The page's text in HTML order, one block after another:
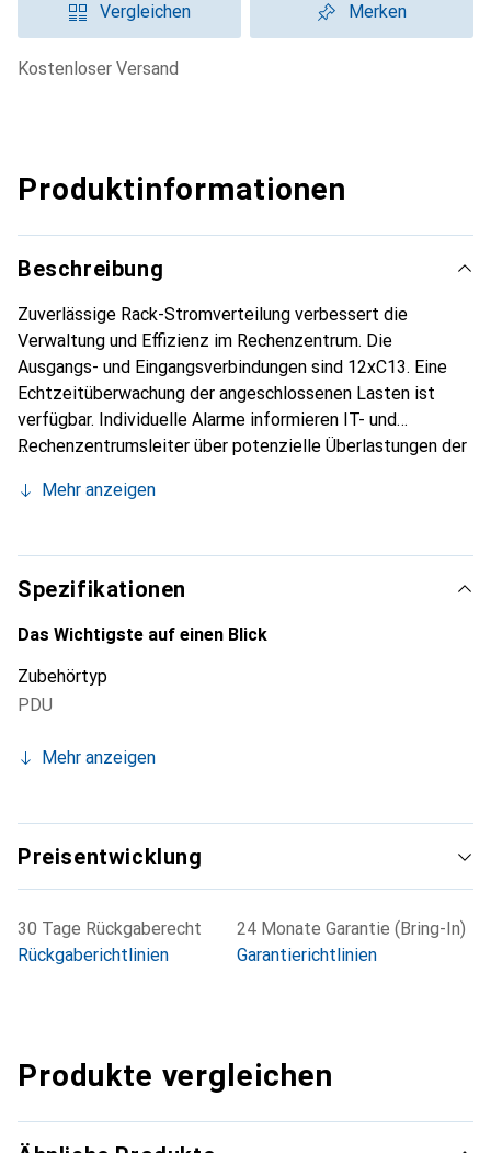
Vergleichen Merken
kostenloser Versand
Produktinformationen
Beschreibung
Zuverlässige Rack-Stromverteilung verbessert die
Verwaltung und Effizienz im Rechenzentrum. Die
Ausgangs- und Eingangsverbindungen sind 12xC13. Eine
Echtzeitüberwachung der angeschlossenen Lasten ist
verfügbar. Individuelle Alarme informieren IT- und
Rechenzentrumsleiter über potenzielle Überlastungen der
Stromausfälle bei kritischen Geräten.
Mehr anzeigen
Spezifikationen
Das Wichtigste auf einen Blick
Zubehörtyp
PDU
Mehr anzeigen
Preisentwicklung
30 Tage Rückgaberecht
Rückgaberichtlinien
24 Monate Garantie (Bring-In)
Garantierichtlinien
Produkte vergleichen